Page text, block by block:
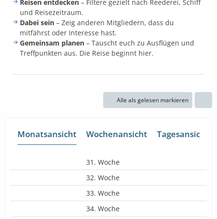
Reisen entdecken – Filtere gezielt nach Reederei, Schiff
und Reisezeitraum.
Dabei sein – Zeig anderen Mitgliedern, dass du
mitfährst oder Interesse hast.
Gemeinsam planen – Tauscht euch zu Ausflügen und
Treffpunkten aus. Die Reise beginnt hier.
Alle als gelesen markieren
Monatsansicht Wochenansicht Tagesansicht
31. Woche
32. Woche
33. Woche
34. Woche